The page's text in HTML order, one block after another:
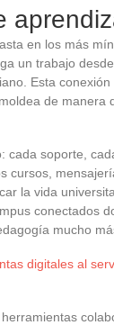
en los más
un trabajo
Esta
de manera
cada soporte,
cursos,
la vida
conectados
mucho
digitales al